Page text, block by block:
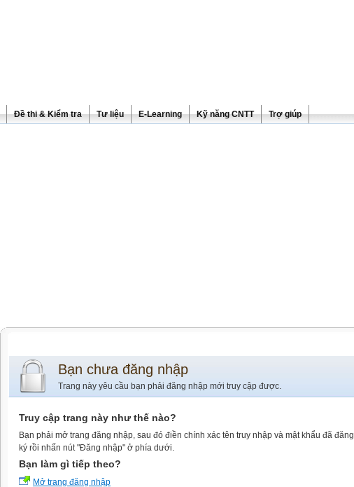
Đề thi & Kiểm tra Tư liệu E-Learning Kỹ năng CNTT Trợ giúp
Bạn chưa đăng nhập
Trang này yêu cầu bạn phải đăng nhập mới truy cập được.
Truy cập trang này như thế nào?
Bạn phải mở trang đăng nhập, sau đó điền chính xác tên truy nhập và mật khẩu đã đăng
ký rồi nhấn nút "Đăng nhập" ở phía dưới.
Bạn làm gì tiếp theo?
Mở trang đăng nhập